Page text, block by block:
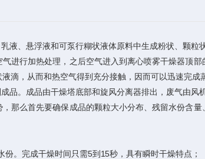
、悬浮液和可泵行糊状液体原料中生成粉状、颗粒
进行加热处理，之后空气进入到离心喷雾干燥器顶
滴，从而和热空气得到充分接触，因而可以迅速完成
。成品由干燥塔底部和旋风分离器排出，废气由风机
么首先要确保成品的颗粒大小分布、残留水份含
。完成干燥时间只需5到15秒，具有瞬时干燥特点；